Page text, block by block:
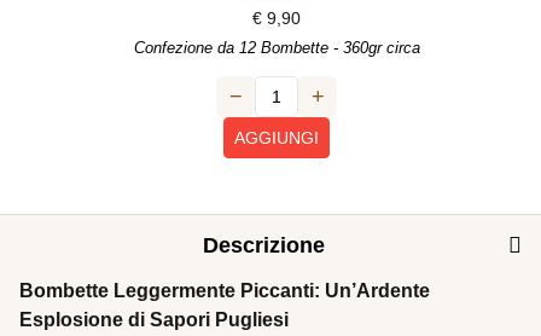
€ 9,90
Confezione da 12 Bombette - 360gr circa
− +
AGGIUNGI
Descrizione
Bombette Leggermente Piccanti: Un’Ardente
Esplosione di Sapori Pugliesi